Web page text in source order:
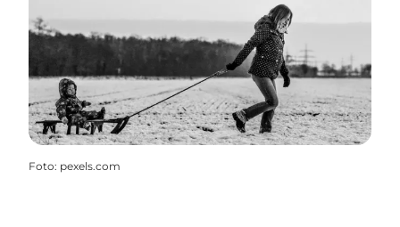
Foto: pexels.com